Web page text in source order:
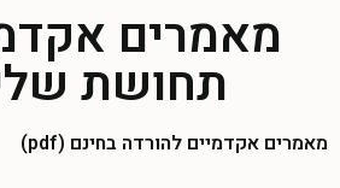
מאמרים
תחושת
מאמרים אקדמיים להורדה בחינם (pdf)